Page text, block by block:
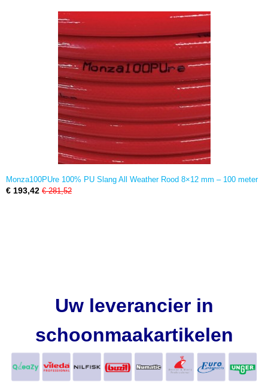
Monza100PUre 100% PU Slang All Weather Rood 8×12 mm – 100 meter
€ 193,42 € 281,52
Uw leverancier in
schoonmaakartikelen